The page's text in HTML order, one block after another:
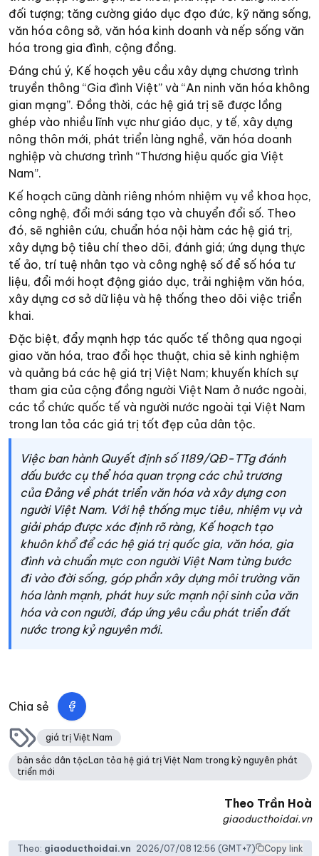
đối tượng; tăng cường giáo dục đạo đức, kỹ năng sống,
văn hóa công sở, văn hóa kinh doanh và nếp sống văn
hóa trong gia đình, cộng đồng.
Đáng chú ý, Kế hoạch yêu cầu xây dựng chương trình
truyền thông “Gia đình Việt” và “An ninh văn hóa không
gian mạng”. Đồng thời, các hệ giá trị sẽ được lồng
ghép vào nhiều lĩnh vực như giáo dục, y tế, xây dựng
nông thôn mới, phát triển làng nghề, văn hóa doanh
nghiệp và chương trình “Thương hiệu quốc gia Việt
Nam”.
Kế hoạch cũng dành riêng nhóm nhiệm vụ về khoa học,
công nghệ, đổi mới sáng tạo và chuyển đổi số. Theo
đó, sẽ nghiên cứu, chuẩn hóa nội hàm các hệ giá trị,
xây dựng bộ tiêu chí theo dõi, đánh giá; ứng dụng thực
tế ảo, trí tuệ nhân tạo và công nghệ số để số hóa tư
liệu, đổi mới hoạt động giáo dục, trải nghiệm văn hóa,
xây dựng cơ sở dữ liệu và hệ thống theo dõi việc triển
khai.
Đặc biệt, đẩy mạnh hợp tác quốc tế thông qua ngoại
giao văn hóa, trao đổi học thuật, chia sẻ kinh nghiệm
và quảng bá các hệ giá trị Việt Nam; khuyến khích sự
tham gia của cộng đồng người Việt Nam ở nước ngoài,
các tổ chức quốc tế và người nước ngoài tại Việt Nam
trong lan tỏa các giá trị tốt đẹp của dân tộc.
Việc ban hành Quyết định số 1189/QĐ-TTg đánh
dấu bước cụ thể hóa quan trọng các chủ trương
của Đảng về phát triển văn hóa và xây dựng con
người Việt Nam. Với hệ thống mục tiêu, nhiệm vụ và
giải pháp được xác định rõ ràng, Kế hoạch tạo
khuôn khổ để các hệ giá trị quốc gia, văn hóa, gia
đình và chuẩn mực con người Việt Nam từng bước
đi vào đời sống, góp phần xây dựng môi trường văn
hóa lành mạnh, phát huy sức mạnh nội sinh của văn
hóa và con người, đáp ứng yêu cầu phát triển đất
nước trong kỷ nguyên mới.
Chia sẻ
giá trị Việt Nam
bản sắc dân tộcLan tỏa hệ giá trị Việt Nam trong kỷ nguyên phát
triển mới
Theo Trần Hoà
giaoducthoidai.vn
Theo: giaoducthoidai.vn 2026/07/08 12:56 (GMT+7) Copy link